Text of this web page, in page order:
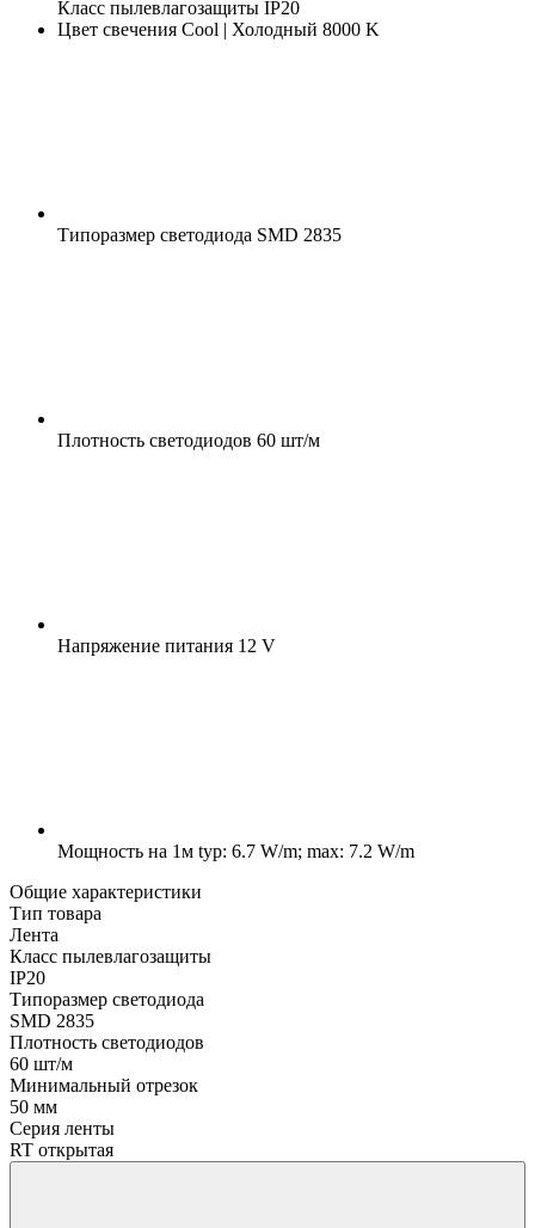
Класс пылевлагозащиты IP20
Цвет свечения Cool | Холодный 8000 K
Типоразмер светодиода SMD 2835
Плотность светодиодов 60 шт/м
Напряжение питания 12 V
Мощность на 1м typ: 6.7 W/m; max: 7.2 W/m
Общие характеристики
Тип товара
Лента
Класс пылевлагозащиты
IP20
Типоразмер светодиода
SMD 2835
Плотность светодиодов
60 шт/м
Минимальный отрезок
50 мм
Серия ленты
RT открытая